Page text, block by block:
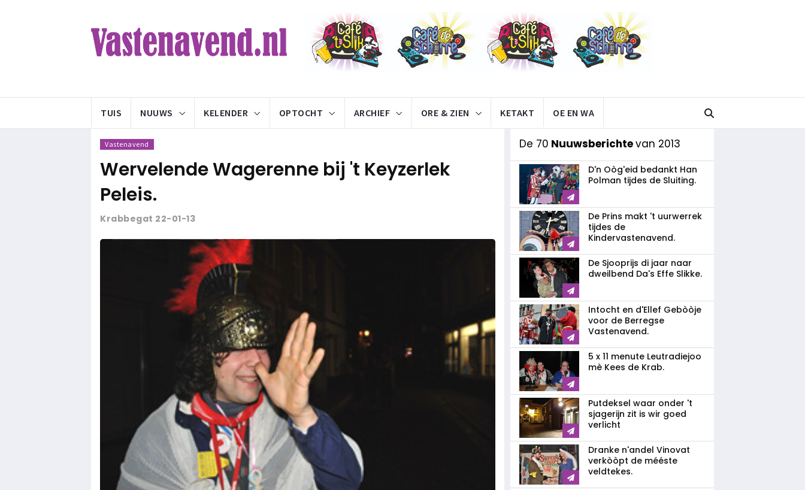
TUIS NUUWS KELENDER OPTOCHT ARCHIEF ORE & ZIEN KETAKT OE EN WA
Vastenavend
Wervelende Wagerenne bij 't Keyzerlek
Peleis.
Krabbegat 22-01-13
De 70 Nuuwsberichtevan 2013
D'n Oòg'eid bedankt Han
Polman tijdes de Sluiting.
De Prins makt 't uurwerrek
tijdes de
Kindervastenavend.
De Sjooprijs di jaar naar
dweilbend Da's Effe Slikke.
Intocht en d'Ellef Gebòòje
voor de Berregse
Vastenavend.
5 x 11 menute Leutradiejoo
mè Kees de Krab.
Putdeksel waar onder 't
sjagerijn zit is wir goed
verlicht
Dranke n'andel Vinovat
verkòòpt de mééste
veldtekes.